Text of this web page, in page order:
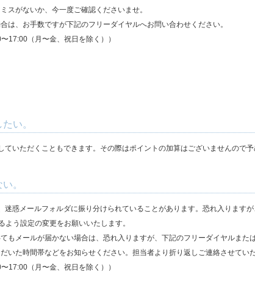
スがないか、今一度ご確認くださいませ。
は、お手数ですが下記のフリーダイヤルへお問い合わせください。
17:00（月〜金、祝日を除く））
い。
ていただくこともできます。その際はポイントの加算はございませんので
。
迷惑メールフォルダに振り分けられていることがあります。恐れ入ります
う設定の変更をお願いいたします。
もメールが届かない場合は、恐れ入りますが、下記のフリーダイヤルまた
いた時間帯などをお知らせください。担当者より折り返しご連絡させていた
17:00（月〜金、祝日を除く））